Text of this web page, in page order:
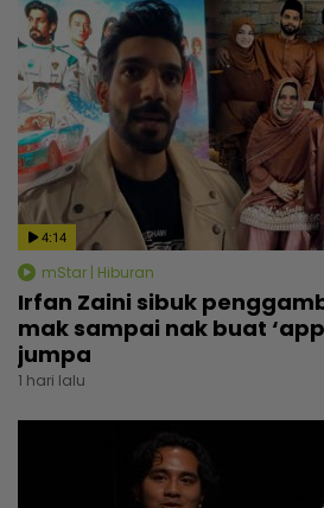
4:14
mStar | Hiburan
Irfan Zaini sibuk
mak sampai nak buat
jumpa
1 hari lalu